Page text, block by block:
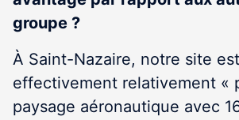
groupe ?
À Saint-Nazaire, notre site est
effectivement relativement «
paysage aéronautique avec